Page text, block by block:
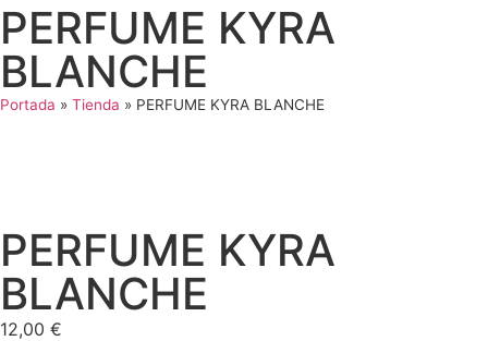
PERFUME KYRA
BLANCHE
Portada » Tienda » PERFUME KYRA BLANCHE
PERFUME KYRA
BLANCHE
12,00 €